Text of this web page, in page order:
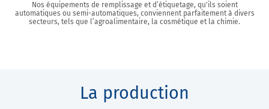
Nos équipements de remplissage et d’étiquetage, qu'ils soient
automatiques ou semi-automatiques, conviennent parfaitement à divers
secteurs, tels que l’agroalimentaire, la cosmétique et la chimie.
La production